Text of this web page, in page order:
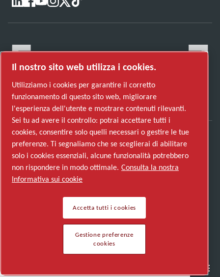
Semiconductor General Industries Talk to us Join us
Scopri come Atlas Copco Group promuove la
tecnologia che trasforma il futuro.
Visita il sito web di Atlas Copco Group
Gestione preferenze cookies
© 2026 Copyright. All rights reserved.
Il nostro sito web utilizza i cookies.
Utilizziamo i cookies per garantire il corretto
funzionamento di questo sito web, migliorare
l'esperienza dell'utente e mostrare contenuti rilevanti.
Sei tu ad avere il controllo: potrai accettare tutti i
cookies, consentire solo quelli necessari o gestire le tue
preferenze. Ti segnaliamo che se sceglierai di abilitare
solo i cookies essenziali, alcune funzionalità potrebbero
non rispondere in modo ottimale. Consulta la nostra
Informativa sui cookie
Accetta tutti i cookies
Gestione preferenze
cookies